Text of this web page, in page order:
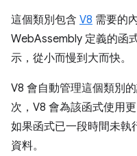
這個類別包含 V8 需要的
WebAssembly 定義的函
示，從小而慢到大而快。
V8 會自動管理這個類別
次，V8 會為該函式使用
如果函式已一段時間未執
資料。